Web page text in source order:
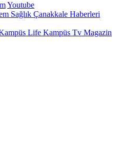
Youtube
Sağlık Çanakkale Haberleri
Life Kampüs Tv Magazin